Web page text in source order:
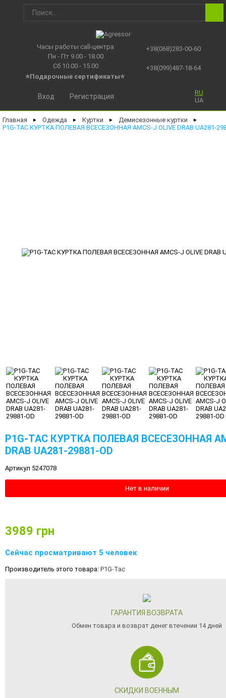
Часы работы call-центра
Пн - Пт 9.00 - 18.00
Сб 10.00 - 15.00
⭐Подарочные сертификаты⭐
+38(068)283-00-60
+38(099)487-18-64
RU
UA
Вход Регистрация
Главная ► Одежда ► Куртки ► Демисезонные куртки ►
P1G-TAC КУРТКА ПОЛЕВАЯ ВСЕСЕЗОННАЯ AMCS-J OLIVE DRAB UA281-
P1G-TAC КУРТКА ПОЛЕВАЯ ВСЕСЕЗОННАЯ
DRAB UA281-29881-OD
Артикул 5247078
Нет в наличии
3989 грн
Сейчас просматривают 5 человек
Производитель этого товара: P1G-Tac
ГАРАНТИЯ ВОЗВРАТА
Обмен товара и возврат денег втечении 14 дней
СКИДКИ ВОЕННЫМ